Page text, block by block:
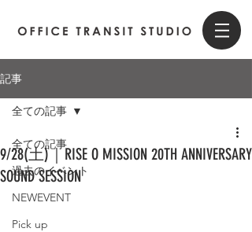
記事
全ての記事
過去のイベント
NEWEVENT
Pick up
全ての記事
9/28(土)｜RISE O MISSION 20TH ANNIVERSARY
SOUND SESSION